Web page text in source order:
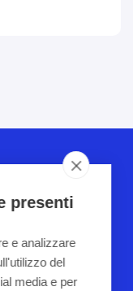
su macchinari
presenti
e analizzare
del
media e per